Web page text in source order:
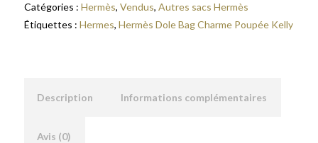
Catégories : Hermès, Vendus, Autres sacs Hermès
Étiquettes : Hermes, Hermès Dole Bag Charme Poupée Kelly
Description Informations complémentaires
Avis (0)